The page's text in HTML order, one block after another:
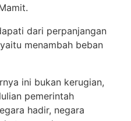
dari perpanjangan
menambah beban
ini bukan kerugian,
pemerintah
hadir, negara